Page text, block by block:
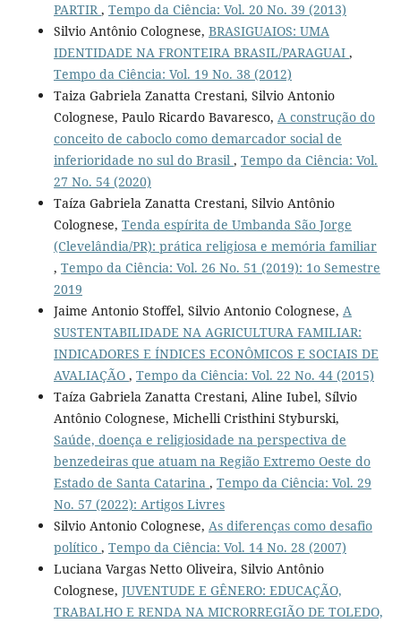
PARTIR, Tempo da Ciência: Vol. 20 No. 39 (2013)
Silvio Antônio Colognese, BRASIGUAIOS: UMA
IDENTIDADE NA FRONTEIRA BRASIL/PARAGUAI ,
Tempo da Ciência: Vol. 19 No. 38 (2012)
Taiza Gabriela Zanatta Crestani, Silvio Antonio
Colognese, Paulo Ricardo Bavaresco, A construção do
conceito de caboclo como demarcador social de
inferioridade no sul do Brasil , Tempo da Ciência: Vol.
27 No. 54 (2020)
Taíza Gabriela Zanatta Crestani, Silvio Antônio
Colognese, Tenda espírita de Umbanda São Jorge
(Clevelândia/PR): prática religiosa e memória familiar
, Tempo da Ciência: Vol. 26 No. 51 (2019): 1o Semestre
2019
Jaime Antonio Stoffel, Silvio Antonio Colognese, A
SUSTENTABILIDADE NA AGRICULTURA FAMILIAR:
INDICADORES E ÍNDICES ECONÔMICOS E SOCIAIS DE
AVALIAÇÃO , Tempo da Ciência: Vol. 22 No. 44 (2015)
Taíza Gabriela Zanatta Crestani, Aline Iubel, Sílvio
Antônio Colognese, Michelli Cristhini Styburski,
Saúde, doença e religiosidade na perspectiva de
benzedeiras que atuam na Região Extremo Oeste do
Estado de Santa Catarina , Tempo da Ciência: Vol. 29
No. 57 (2022): Artigos Livres
Silvio Antonio Colognese, As diferenças como desafio
político , Tempo da Ciência: Vol. 14 No. 28 (2007)
Luciana Vargas Netto Oliveira, Silvio Antônio
Colognese, JUVENTUDE E GÊNERO: EDUCAÇÃO,
TRABALHO E RENDA NA MICRORREGIÃO DE TOLEDO,